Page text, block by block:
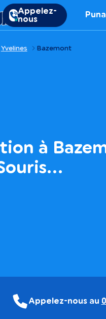
Appelez-
nous
Yvelines Bazemont
à
Appelez-nous au